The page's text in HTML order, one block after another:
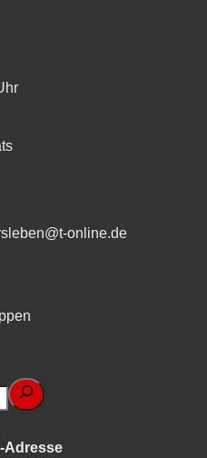
online.de
Adresse